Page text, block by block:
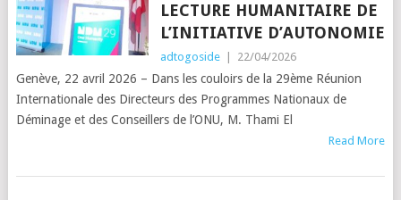
LECTURE HUMANITAIRE DE
L’INITIATIVE D’AUTONOMIE
adtogoside 22/04/2026
Genève, 22 avril 2026 – Dans les couloirs de la 29ème Réunion
Internationale des Directeurs des Programmes Nationaux de
Déminage et des Conseillers de l’ONU, M. Thami El
Read More